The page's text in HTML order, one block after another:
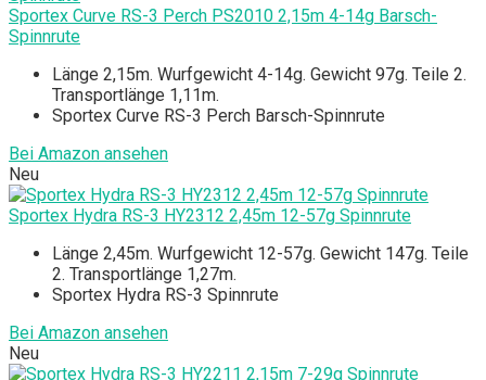
Sportex Curve RS-3 Perch PS2010 2,15m 4-14g Barsch-
Spinnrute
Länge 2,15m. Wurfgewicht 4-14g. Gewicht 97g. Teile 2.
Transportlänge 1,11m.
Sportex Curve RS-3 Perch Barsch-Spinnrute
Bei Amazon ansehen
Neu
Sportex Hydra RS-3 HY2312 2,45m 12-57g Spinnrute
Länge 2,45m. Wurfgewicht 12-57g. Gewicht 147g. Teile
2. Transportlänge 1,27m.
Sportex Hydra RS-3 Spinnrute
Bei Amazon ansehen
Neu